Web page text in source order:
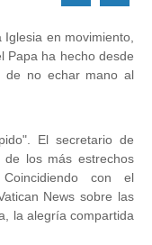
en movimiento,
Papa ha hecho desde
de no echar mano al
El secretario de
de los más estrechos
con el
News sobre las
la alegría compartida